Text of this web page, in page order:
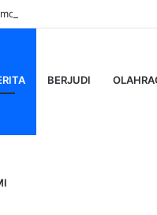
Pro: Panduan
BERJUDI